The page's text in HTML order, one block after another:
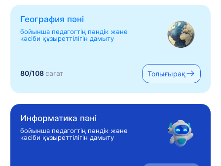
География пәні
бойынша педагогтің пәндік және
кәсіби құзыреттілігін дамыту
80/108сағат Толығырақ
Информатика пәні
бойынша педагогтің пәндік және
кәсіби құзыреттілігін дамыту